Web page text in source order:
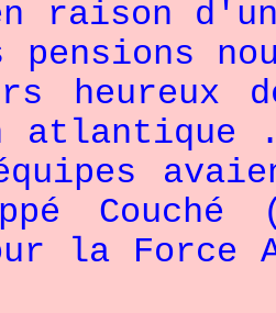
en raison
pensions
heureux
atlantique
la Force